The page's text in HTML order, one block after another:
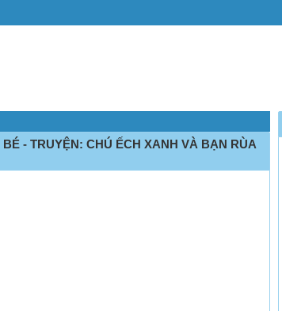
- TRUYỆN: CHÚ ẾCH XANH VÀ BẠN RÙA